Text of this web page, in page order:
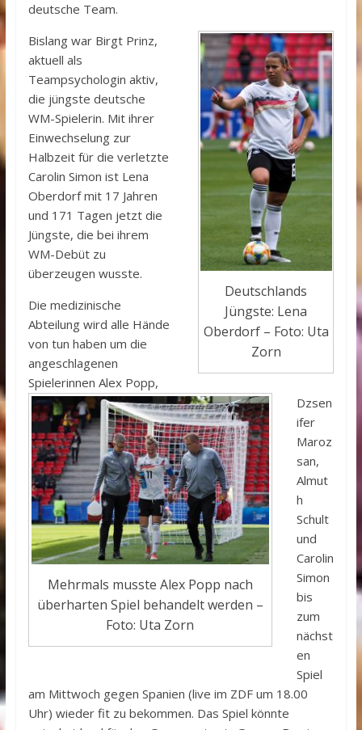
deutsche Team.
Deutschlands
Jüngste: Lena
Oberdorf – Foto: Uta
Zorn
Bislang war Birgt Prinz,
aktuell als
Teampsychologin aktiv,
die jüngste deutsche
WM-Spielerin. Mit ihrer
Einwechselung zur
Halbzeit für die verletzte
Carolin Simon ist Lena
Oberdorf mit 17 Jahren
und 171 Tagen jetzt die
Jüngste, die bei ihrem
WM-Debüt zu
überzeugen wusste.
Mehrmals musste Alex Popp nach
überharten Spiel behandelt werden –
Foto: Uta Zorn
Die medizinische
Abteilung wird alle Hände
von tun haben um die
angeschlagenen
Spielerinnen Alex Popp,
Dzsen
ifer
Maroz
san,
Almut
h
Schult
und
Carolin
Simon
bis
zum
nächst
en
Spiel
am Mittwoch gegen Spanien (live im ZDF um 18.00
Uhr) wieder fit zu bekommen. Das Spiel könnte